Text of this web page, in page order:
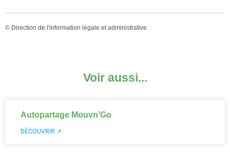
© Direction de l'information légale et administrative
Voir aussi...
Autopartage Mouvn’Go
DÉCOUVRIR ↗